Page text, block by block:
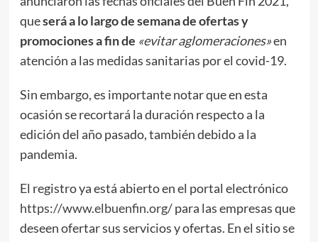
queserá a lo largo de semana de ofertas y
promociones a fin de «evitar aglomeraciones»en
atención a las medidas sanitarias por el covid-19.
Sin embargo, es importante notar que en esta
ocasión se recortará la duración respecto a la
edición del año pasado, también debido a la
pandemia.
El registro ya está abierto en el portal electrónico
https://www.elbuenfin.org/para las empresas que
deseen ofertar sus servicios y ofertas. En el sitio se